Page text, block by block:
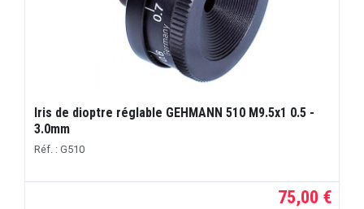
Iris de dioptre réglable GEHMANN 510 M9.5x1 0.5 -
3.0mm
Réf. : G510
75,00 €